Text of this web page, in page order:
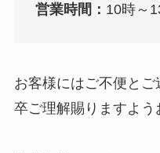
営業時間： 10時～
お客様にはご不便と
卒ご理解賜りますよう